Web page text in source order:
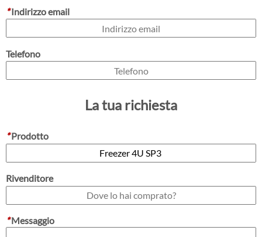
*Indirizzo email
Telefono
La tua richiesta
*Prodotto
Rivenditore
*Messaggio